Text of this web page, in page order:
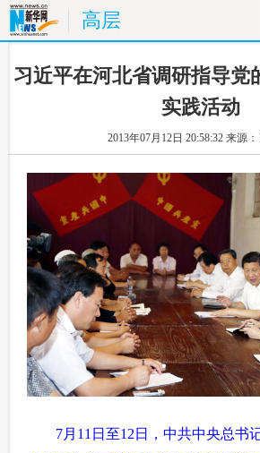
高层
首页 时政 国
体育 人事
时尚 思客 地
港澳 台湾 华人
科技 能源 房产
图片 视频 彩票
旅游 健康 信
金融 公益 军
富媒体 摄影
习近平在河北省调研指导党
实践活动
2013年07月12日 20:58:32来源：
7月11日至12日，中共中央总书